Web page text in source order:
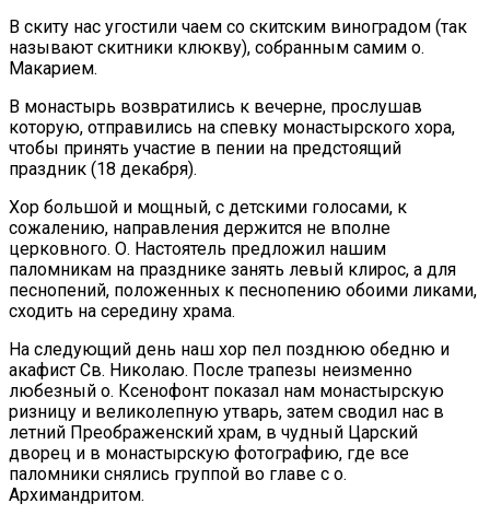
В скиту нас угостили чаем со скитским виноградом (так
называют скитники клюкву), собранным самим о.
Макарием.
В монастырь возвратились к вечерне, прослушав
которую, отправились на спевку монастырского хора,
чтобы принять участие в пении на предстоящий
праздник (18 декабря).
Хор большой и мощный, с детскими голосами, к
сожалению, направления держится не вполне
церковного. О. Настоятель предложил нашим
паломникам на празднике занять левый клирос, а для
песнопений, положенных к песнопению обоими ликами,
сходить на середину храма.
На следующий день наш хор пел позднюю обедню и
акафист Св. Николаю. После трапезы неизменно
любезный о. Ксенофонт показал нам монастырскую
ризницу и великолепную утварь, затем сводил нас в
летний Преображенский храм, в чудный Царский
дворец и в монастырскую фотографию, где все
паломники снялись группой во главе с о.
Архимандритом.